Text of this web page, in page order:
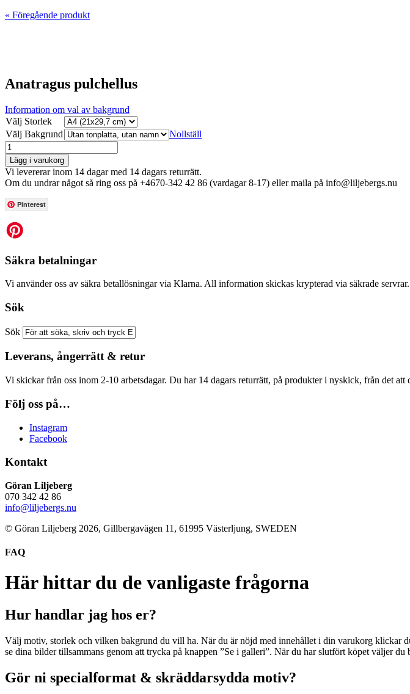
« Föregående produkt
Anatragus pulchellus
Information om val av bakgrund
Välj Storlek
Välj Bakgrund
Nollställ
Lägg i varukorg
Vi levererar inom 14 dagar med 14 dagars returrätt.
Om du undrar något så ring oss på +4670-342 42 86 (vardagar 8-17) eller maila på info@liljebergs.nu
Pinterest
Säkra betalningar
Vi använder oss av säkra betallösningar via Klarna. All information skickas krypterad via säkrade servrar.
Sök
Sök
Leverans, ångerrätt & retur
Vi skickar från oss inom 2-10 arbetsdagar. Du har 14 dagars returrätt, på produkter i nyskick, från det
Följ oss på…
Instagram
Facebook
Kontakt
Göran Liljeberg
070 342 42 86
info@liljebergs.nu
© Göran Liljeberg 2026, Gillbergavägen 11, 61995 Västerljung, SWEDEN
FAQ
Här hittar du de vanligaste frågorna
Hur handlar jag hos er?
Välj motiv, storlek och vilken bakgrund du vill ha. När du är nöjd med innehållet i din varukorg klickar
se dina bilder tillsammans genom att trycka på knappen ”Se i galleri”. När du har slutfört köpet väljer
Gör ni specialformat & skräddarsydda motiv?